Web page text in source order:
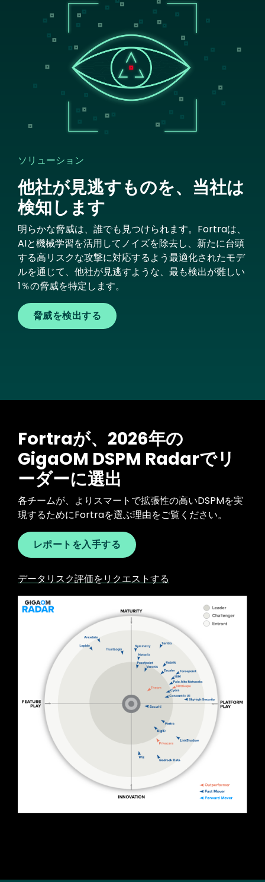
ソリューション
他社が見逃すものを、当社は
検知します
明らかな脅威は、誰でも見つけられます。Fortraは、
AIと機械学習を活用してノイズを除去し、新たに台頭
する高リスクな攻撃に対応するよう最適化されたモデ
ルを通じて、他社が見逃すような、最も検出が難しい
1％の脅威を特定します。
脅威を検出する
Fortraが、2026年の
GigaOM DSPM Radarでリ
ーダーに選出
各チームが、よりスマートで拡張性の高いDSPMを実
現するためにFortraを選ぶ理由をご覧ください。
レポートを入手する
データリスク評価をリクエストする
Image